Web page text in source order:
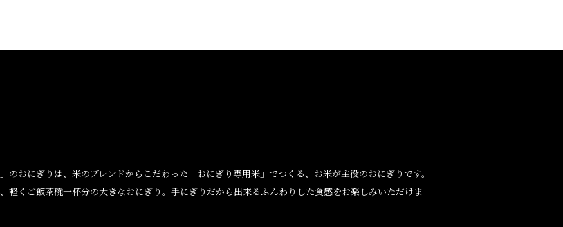
おにぎりは、米のブレンドからこだわった「おにぎり専用米」でつくる、お米が主役のおにぎりです。
軽くご飯茶碗一杯分の大きなおにぎり。手にぎりだから出来るふんわりした食感をお楽しみいただけま